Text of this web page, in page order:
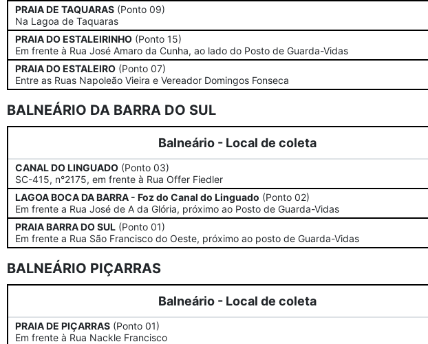
PRAIA DE TAQUARAS (Ponto 09)
Na Lagoa de Taquaras
PRAIA DO ESTALEIRINHO (Ponto 15)
Em frente à Rua José Amaro da Cunha, ao lado do Posto de Guarda-Vidas
PRAIA DO ESTALEIRO (Ponto 07)
Entre as Ruas Napoleão Vieira e Vereador Domingos Fonseca
BALNEÁRIO DA BARRA DO SUL
Balneário - Local de coleta
CANAL DO LINGUADO (Ponto 03)
SC-415, n°2175, em frente à Rua Offer Fiedler
LAGOA BOCA DA BARRA - Foz do Canal do Linguado (Ponto 02)
Em frente a Rua José de A da Glória, próximo ao Posto de Guarda-Vidas
PRAIA BARRA DO SUL (Ponto 01)
Em frente a Rua São Francisco do Oeste, próximo ao posto de Guarda-Vidas
BALNEÁRIO PIÇARRAS
Balneário - Local de coleta
PRAIA DE PIÇARRAS (Ponto 01)
Em frente à Rua Nackle Francisco